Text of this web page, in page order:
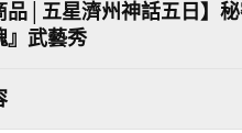
品│五星濟州神話五日】
』武藝秀